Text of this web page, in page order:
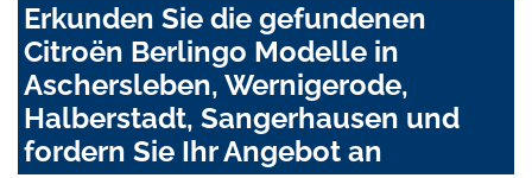
Erkunden Sie die gefundenen
Citroën Berlingo Modelle in
Aschersleben, Wernigerode,
Halberstadt, Sangerhausen und
fordern Sie Ihr Angebot an